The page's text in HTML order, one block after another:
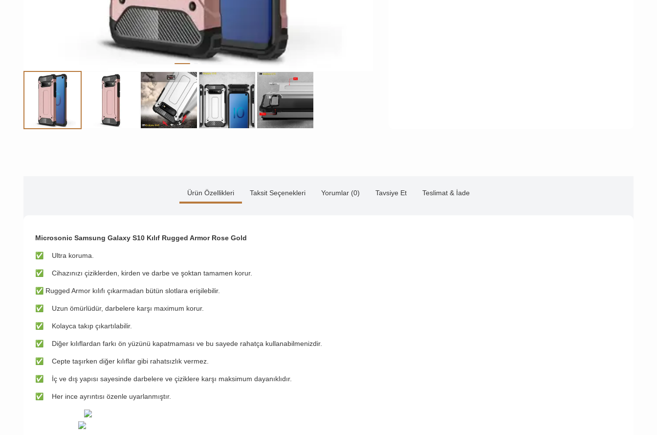
Ürün Özellikleri Taksit Seçenekleri Yorumlar (0) Tavsiye Et Teslimat & İade
Microsonic Samsung Galaxy S10 Kılıf Rugged Armor Rose Gold
✅ Ultra koruma.
✅ Cihazınızı çiziklerden, kirden ve darbe ve şoktan tamamen korur.
✅ Rugged Armor kılıfı çıkarmadan bütün slotlara erişilebilir.
✅ Uzun ömürlüdür, darbelere karşı maximum korur.
✅ Kolayca takıp çıkartılabilir.
✅ Diğer kılıflardan farkı ön yüzünü kapatmaması ve bu sayede rahatça kullanabilmenizdir.
✅ Cepte taşırken diğer kılıflar gibi rahatsızlık vermez.
✅ İç ve dış yapısı sayesinde darbelere ve çiziklere karşı maksimum dayanıklıdır.
✅ Her ince ayrıntısı özenle uyarlanmıştır.